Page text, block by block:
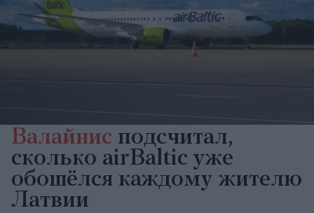
Валайнис подсчитал,
сколько airBaltic уже
обошёлся каждому жителю
Латвии